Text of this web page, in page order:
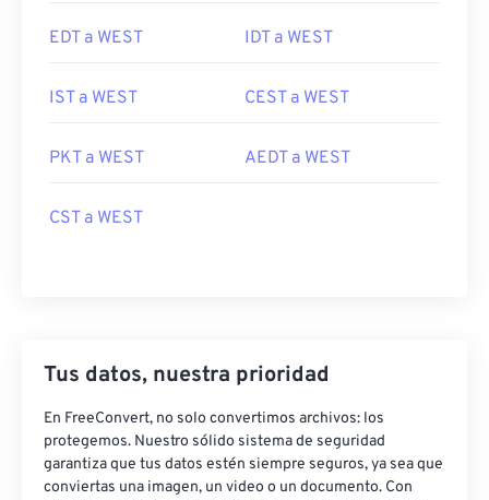
EDT a WEST IDT a WEST
IST a WEST CEST a WEST
PKT a WEST AEDT a WEST
CST a WEST
Tus datos, nuestra prioridad
En FreeConvert, no solo convertimos archivos: los
protegemos. Nuestro sólido sistema de seguridad
garantiza que tus datos estén siempre seguros, ya sea que
conviertas una imagen, un video o un documento. Con